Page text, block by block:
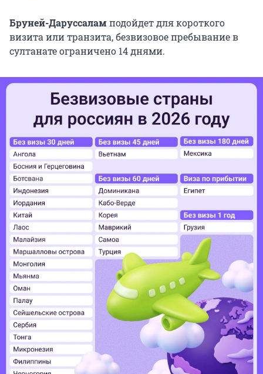
Бруней-Даруссаламподойдет для короткого
визита или транзита, безвизовое пребывание в
султанате ограничено 14 днями.